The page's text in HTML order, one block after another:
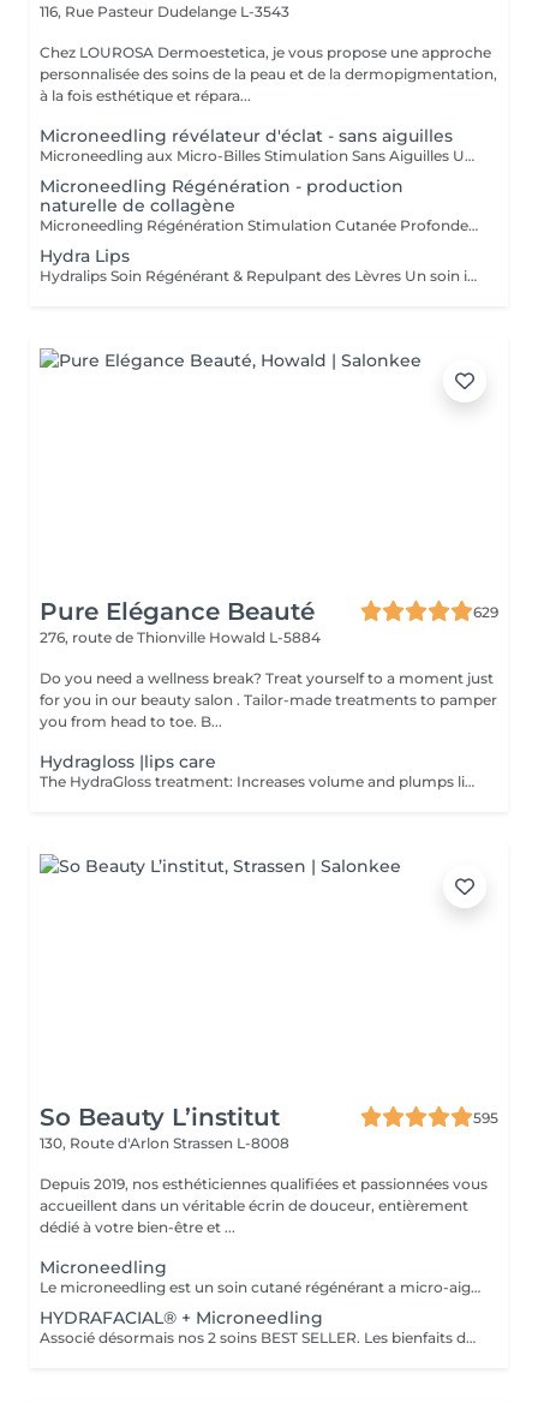
116, Rue Pasteur Dudelange L-3543
Chez LOUROSA Dermoestetica, je vous propose une approche
personnalisée des soins de la peau et de la dermopigmentation,
à la fois esthétique et répara...
Microneedling révélateur d'éclat - sans aiguilles
Microneedling aux Micro-Billes Stimulation Sans Aiguilles Une technologie innovante pour stimuler la peau en douceur, sans perforation. Ce soin nouvelle génération s'inspire du microneedling traditionnel, tout en proposant une approche différente : ici, il n'y a pas d'aiguilles, mais des micro-billes (spicules d'origine naturelle) qui viennent stimuler la peau de manière mécanique. Ces micro-structures agissent en surface en créant une micro-stimulation contrôlée, activant les mécanismes naturels de régénération cutanée, sans provoquer de micro-perforations profondes. Au contact de la peau, elles permettent : * de stimuler les fibroblastes * d'encourager la production de collagène et d'élastine * d'améliorer progressivement la texture et la qualité de la peau * de favoriser la pénétration des actifs appliqués Ce soin agit également comme une exfoliation active, permettant d'affiner le grain de peau et de raviver l'éclat du teint. Contrairement au microneedling classique, la sensation est plus superficielle, avec un effet légèrement picotant temporaire dû à l'action des micro-billes. Ce traitement est particulièrement adapté pour : * les peaux sensibles ou réactives * les personnes ne souhaitant pas de technique avec aiguilles * améliorer l'éclat, la texture et la qualité de peau en douceur Idéal en alternative douce au microneedling traditionnel, pour une peau stimulée, lissée et revitalisée sans effraction cutanée.
Microneedling Régénération - production
naturelle de collagène
Microneedling Régénération Stimulation Cutanée Profonde Un traitement avancé pour relancer les mécanismes naturels de régénération de la peau. Le microneedling régénération est un soin plus ciblé, visant à stimuler intensément les processus naturels de réparation cutanée. Par la création de micro-lésions contrôlées, ce traitement active la réponse biologique de la peau. Cette stimulation entraîne : * l'activation des fibroblastes * la production de collagène et d'élastine * la restructuration progressive du tissu cutané Ce soin permet d'améliorer visiblement : * les irrégularités du grain de peau * les cicatrices (notamment post-acné) * les signes de l'âge (rides, relâchement) * la fermeté et la qualité globale de la peau L'intensité est adaptée en fonction de votre peau et de vos objectifs, dans une approche progressive et sécurisée. Une légère rougeur peut apparaître après le soin, témoignant de l'activation des mécanismes de régénération. Idéal en cure pour des résultats profonds, durables et visibles sur la qualité de la peau.
Hydra Lips
Hydralips Soin Régénérant & Repulpant des Lèvres Un soin intensif pour hydrater, lisser et sublimer naturellement les lèvres. Le Hydralips est un traitement esthétique utilisant une technique de micro-stimulation douce avec aiguilles, spécialement conçue pour la zone délicate des lèvres. Cette méthode permet de créer de micro-canaux contrôlés afin de favoriser la pénétration d'actifs hydratants et régénérants. Grâce à cette stimulation ciblée, la peau des lèvres est activée en douceur pour relancer ses mécanismes naturels de régénération. Ce soin permet de : * hydrater en profondeur la zone labiale * améliorer la texture et la souplesse des lèvres * stimuler la microcirculation pour un effet bonne mine * apporter un effet repulpant naturel et subtil * raviver l'éclat des lèvres ternes ou déshydratées Contrairement aux injections, le Hydralips ne modifie pas la structure des lèvres mais agit sur la qualité de la peau, pour un rendu frais, naturel et harmonieux. Une légère sensibilité ou rougeur peut apparaître immédiatement après le soin, disparaissant rapidement. Idéal pour celles et ceux qui souhaitent des lèvres plus lisses, hydratées et visiblement revitalisées sans recours aux techniques injectables.
Pure Elégance Beauté
629
276, route de Thionville Howald L-5884
Do you need a wellness break? Treat yourself to a moment just
for you in our beauty salon . Tailor-made treatments to pamper
you from head to toe. B...
Hydragloss |lips care
The HydraGloss treatment: Increases volume and plumps lips Cares for and moisturizes the lips Diminishes fine lines and wrinkles Contraindication: - with active herpes - open wounds - warts - bruises
So Beauty L’institut
595
130, Route d'Arlon Strassen L-8008
Depuis 2019, nos esthéticiennes qualifiées et passionnées vous
accueillent dans un véritable écrin de douceur, entièrement
dédié à votre bien-être et ...
Microneedling
Le microneedling est un soin cutané régénérant a micro-aiguilles permettant de réduire les signes de l'âge et de raviver l'éclat de votre peau, il aide aussi a effacer les traces d'acné, les cicatrices. Un véritable soin qui resserre les pores dilatés , lisse la peau, estimes les rides et ridules grâce au sérum à l'acide hyaluronique. + LED visage et mains
HYDRAFACIAL® + Microneedling
Associé désormais nos 2 soins BEST SELLER. Les bienfaits de l'hydrafacial et du Microneedling pour un effet optimale sur votre peau. Une peau saine, propre, un effet GLOW instantanément, action anti-rides.